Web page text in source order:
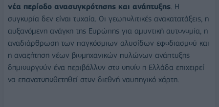
νέα περίοδο ανασυγκρότησης και ανάπτυξης. Η
συγκυρία δεν είναι τυχαία. Οι γεωπολιτικές ανακατατάξεις, η
αυξανόμενη ανάγκη της Ευρώπης για αμυντική αυτονομία, η
αναδιάρθρωση των παγκόσμιων αλυσίδων εφοδιασμού και
η αναζήτηση νέων βιομηχανικών πυλώνων ανάπτυξης
δημιουργούν ένα περιβάλλον στο οποίο η Ελλάδα επιχειρεί
να επανατοποθετηθεί στον διεθνή ναυπηγικό χάρτη.